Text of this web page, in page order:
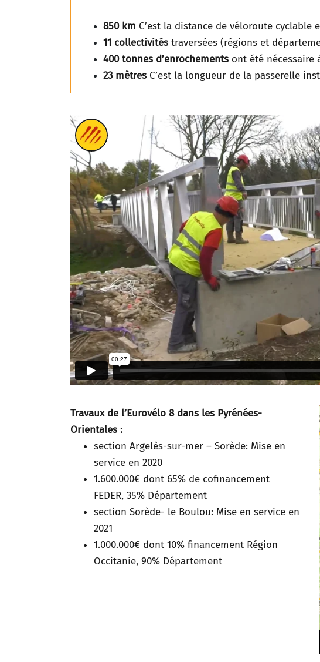
850 km C’est la distance de véloroute cyclable
11 collectivités traversées (régions et
400 tonnes d’enrochements ont été nécessaire
23 mètres C’est la longueur de la passerelle
Travaux de l’Eurovélo 8 dans les Pyrénées-
Orientales :
section Argelès-sur-mer – Sorède: Mise en
service en 2020
1.600.000€ dont 65% de cofinancement
FEDER, 35% Département
section Sorède- le Boulou: Mise en service en
2021
1.000.000€ dont 10% financement Région
Occitanie, 90% Département